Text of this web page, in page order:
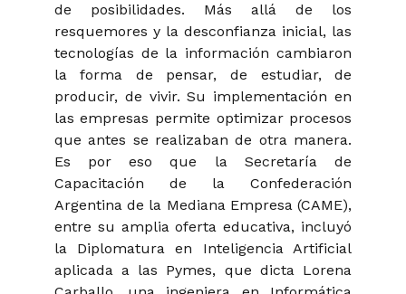
de posibilidades. Más allá de los
resquemores y la desconfianza inicial, las
tecnologías de la información cambiaron
la forma de pensar, de estudiar, de
producir, de vivir. Su implementación en
las empresas permite optimizar procesos
que antes se realizaban de otra manera.
Es por eso que la Secretaría de
Capacitación de la Confederación
Argentina de la Mediana Empresa (CAME),
entre su amplia oferta educativa, incluyó
la Diplomatura en Inteligencia Artificial
aplicada a las Pymes, que dicta Lorena